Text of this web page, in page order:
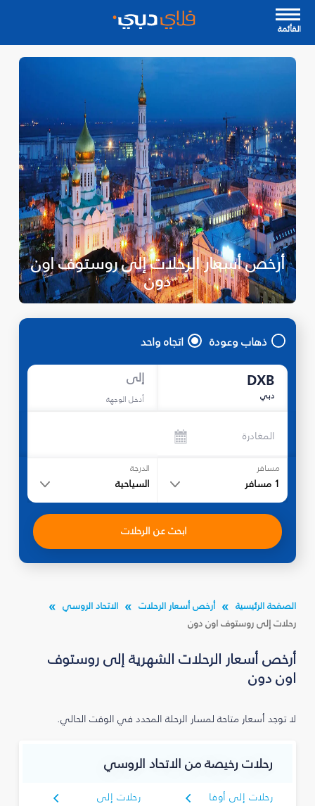
القأئمة
أرخص أسعار الرحلات إلى روستوف اون
دون
ذهاب وعودة اتجاه واحد
DXB
دبي
إلى
أدخل الوجهة
المغادرة
مسافر
1 مسافر
الدرجة
السياحية
ابحث عن الرحلات
الصفحة الرئيسية أرخص أسعار الرحلات
الاتحاد الروسي
رحلات إلى روستوف اون دون
أرخص أسعار الرحلات الشهرية إلى روستوف
اون دون
لا توجد أسعار متاحة لمسار الرحلة المحدد في الوقت الحالي.
رحلات رخيصة من الاتحاد الروسي
رحلات إلى أوفا
رحلات إلى